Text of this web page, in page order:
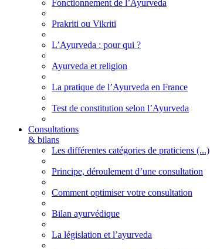
Fonctionnement de l’Ayurveda
Prakriti ou Vikriti
L’Ayurveda : pour qui ?
Ayurveda et religion
La pratique de l’Ayurveda en France
Test de constitution selon l’Ayurveda
Consultations
& bilans
Les différentes catégories de praticiens (...)
Principe, déroulement d’une consultation
Comment optimiser votre consultation
Bilan ayurvédique
La législation et l’ayurveda